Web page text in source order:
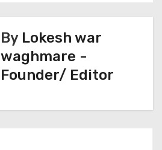
By Lokesh war
waghmare -
Founder/ Editor